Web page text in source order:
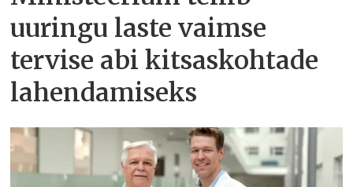
uuringu laste vaimse
tervise abi kitsaskohtade
lahendamiseks